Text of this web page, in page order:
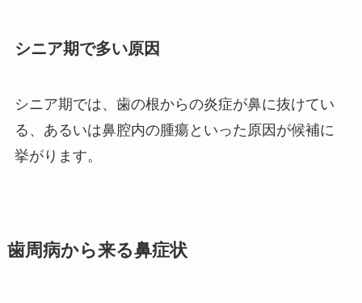
シニア期で多い原因
シニア期では、歯の根からの炎症が鼻に抜けてい
る、あるいは鼻腔内の腫瘍といった原因が候補に
挙がります。
歯周病から来る鼻症状